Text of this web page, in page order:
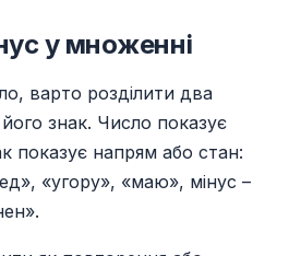
у множенні
варто розділити два
знак. Число показує
показує напрям або стан:
«угору», «маю», мінус –